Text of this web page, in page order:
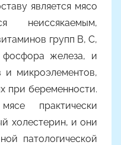
является мясо
неиссякаемым,
групп В, С,
железа, и
и микроэлементов,
при беременности.
практически
холестерин, и они
патологической